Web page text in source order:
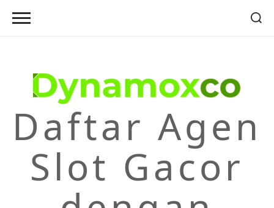
Skip
Daftar Agen
Slot Gacor